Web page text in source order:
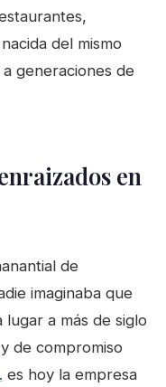
del mismo
generaciones de
en
de
imaginaba que
lugar a más de siglo
de compromiso
es hoy la empresa